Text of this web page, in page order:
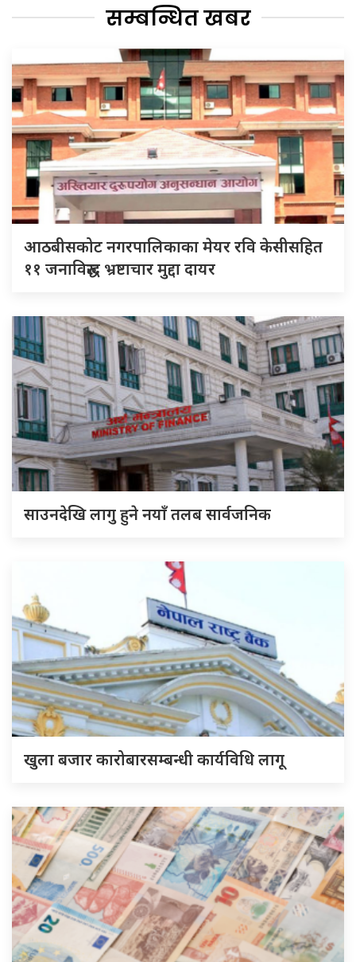
सम्बन्धित खबर
आठबीसकोट नगरपालिकाका मेयर रवि केसीसहित
११ जनाविरुद्ध भ्रष्टाचार मुद्दा दायर
साउनदेखि लागु हुने नयाँ तलब सार्वजनिक
खुला बजार कारोबारसम्बन्धी कार्यविधि लागू